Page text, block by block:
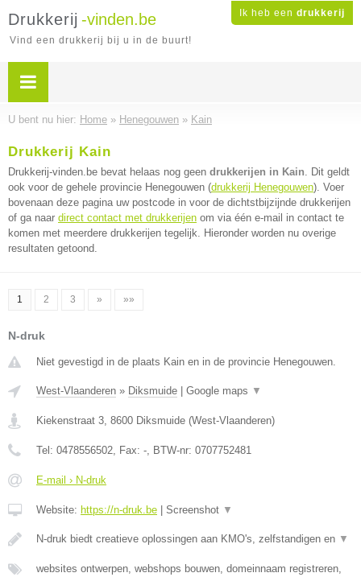
Ik heb een drukkerij
Drukkerij -vinden.be
Vind een drukkerij bij u in de buurt!
U bent nu hier: Home » Henegouwen » Kain
Drukkerij Kain
Drukkerij-vinden.be bevat helaas nog geen drukkerijen in Kain. Dit geldt
ook voor de gehele provincie Henegouwen (drukkerij Henegouwen). Voer
bovenaan deze pagina uw postcode in voor de dichtstbijzijnde drukkerijen
of ga naar direct contact met drukkerijen om via één e-mail in contact te
komen met meerdere drukkerijen tegelijk. Hieronder worden nu overige
resultaten getoond.
1 2 3 » »»
N-druk
Niet gevestigd in de plaats Kain en in de provincie Henegouwen.
West-Vlaanderen » Diksmuide Google maps ▼
Kiekenstraat 3, 8600 Diksmuide (West-Vlaanderen)
Tel: 0478556502, Fax: -, BTW-nr: 0707752481
E-mail › N-druk
Website: https://n-druk.be Screenshot ▼
N-druk biedt creatieve oplossingen aan KMO's, zelfstandigen en ▼
websites ontwerpen, webshops bouwen, domeinnaam registreren,